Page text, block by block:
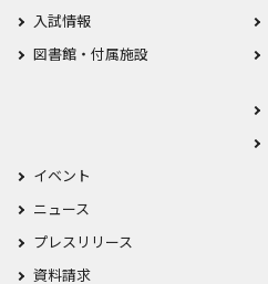
入試情報
図書館・付属施設
イベント
ニュース
プレスリリース
資料請求